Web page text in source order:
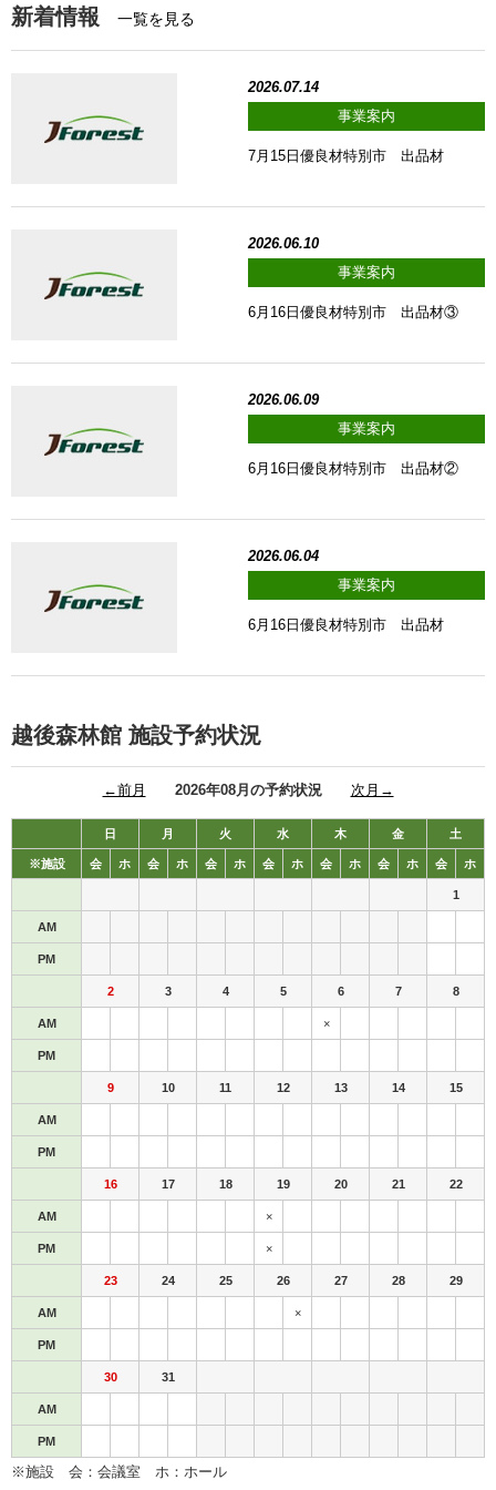
新着情報 一覧を見る
2026.07.14
事業案内
7月15日優良材特別市 出品材
2026.06.10
事業案内
6月16日優良材特別市 出品材③
2026.06.09
事業案内
6月16日優良材特別市 出品材②
2026.06.04
事業案内
6月16日優良材特別市 出品材
越後森林館 施設予約状況
←前月 2026年08月の予約状況 次月→
日 月 火 水 木 金 土
※施設 会 ホ 会 ホ 会 ホ 会 ホ 会 ホ 会 ホ 会 ホ
1
AM
PM
2 3 4 5 6 7 8
AM ×
PM
9 10 11 12 13 14 15
AM
PM
16 17 18 19 20 21 22
AM ×
PM ×
23 24 25 26 27 28 29
AM ×
PM
30 31
AM
PM
※施設 会：会議室 ホ：ホール